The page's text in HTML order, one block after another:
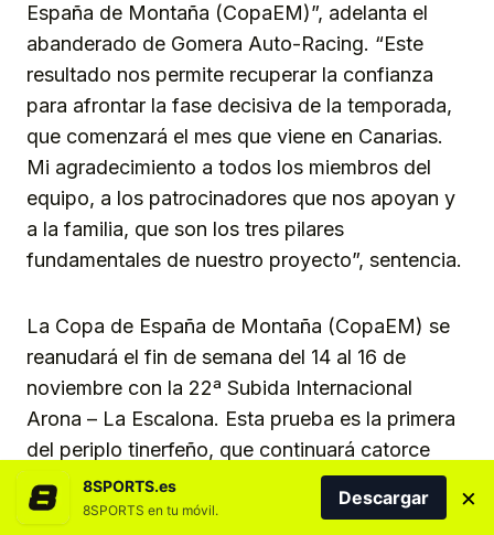
España de Montaña (CopaEM)”, adelanta el
abanderado de Gomera Auto-Racing. “Este
resultado nos permite recuperar la confianza
para afrontar la fase decisiva de la temporada,
que comenzará el mes que viene en Canarias.
Mi agradecimiento a todos los miembros del
equipo, a los patrocinadores que nos apoyan y
a la familia, que son los tres pilares
fundamentales de nuestro proyecto”, sentencia.
La Copa de España de Montaña (CopaEM) se
reanudará el fin de semana del 14 al 16 de
noviembre con la 22ª Subida Internacional
Arona – La Escalona. Esta prueba es la primera
del periplo tinerfeño, que continuará catorce
días más tarde con la celebración de la 50ª
Subida a Tamaimo. González tratará de
8SPORTS.es
8SPORTS en tu móvil.
Descargar ×